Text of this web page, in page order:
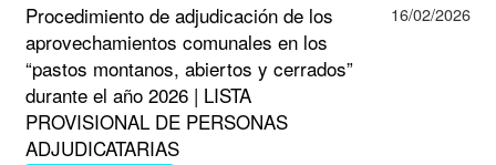
Procedimiento de adjudicación de los
aprovechamientos comunales en los
“pastos montanos, abiertos y cerrados”
durante el año 2026 | LISTA
PROVISIONAL DE PERSONAS
ADJUDICATARIAS
16/02/2026